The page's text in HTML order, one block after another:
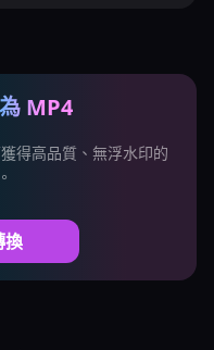
MP4
得高品質、無浮水印的
換